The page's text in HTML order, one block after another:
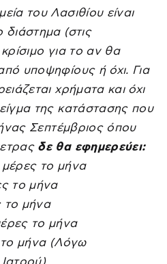
του Λασιθίου είναι
διάστημα (στις
για το αν θα
υποψηφίους ή όχι. Για
χρήματα και όχι
της κατάστασης που
Σεπτέμβριος όπου
δε θα εφημερεύει:
μέρες το μήνα
το μήνα
το μήνα
το μήνα
το μήνα (Λόγω